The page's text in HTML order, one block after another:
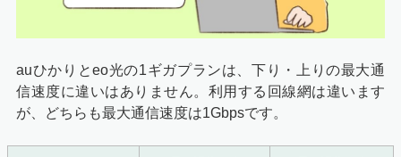
auひかりとeo光の1ギガプランは、下り・上りの最大通
信速度に違いはありません。利用する回線網は違います
が、どちらも最大通信速度は1Gbpsです。